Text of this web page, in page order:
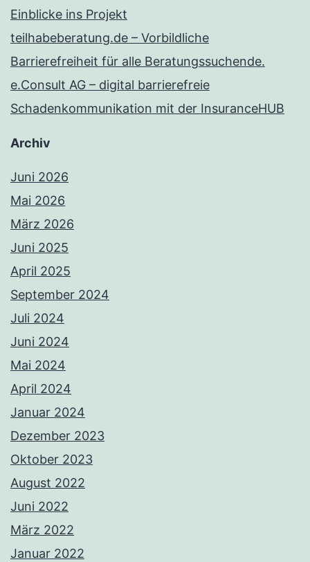
Einblicke ins Projekt
teilhabeberatung.de – Vorbildliche
Barrierefreiheit für alle Beratungssuchende.
e.Consult AG – digital barrierefreie
Schadenkommunikation mit der InsuranceHUB
Archiv
Juni 2026
Mai 2026
März 2026
Juni 2025
April 2025
September 2024
Juli 2024
Juni 2024
Mai 2024
April 2024
Januar 2024
Dezember 2023
Oktober 2023
August 2022
Juni 2022
März 2022
Januar 2022